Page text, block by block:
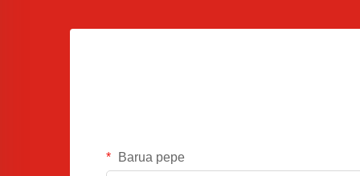
Barua pepe